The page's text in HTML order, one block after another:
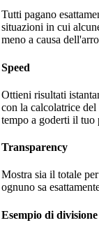
Tutti pagano
situazioni in cui
meno a causa
Speed
Ottieni risultati
con la calcolatrice
tempo a goderti il tuo
Transparency
Mostra sia il totale
ognuno sa
Esempio di